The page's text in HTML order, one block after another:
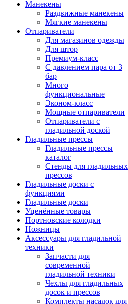
Манекены
Раздвижные манекены
Мягкие манекены
Отпариватели
Для магазинов одежды
Для штор
Премиум-класс
С давлением пара от 3
бар
Много
функциональные
Эконом-класс
Мощные отпариватели
Отпариватели с
гладильной доской
Гладильные прессы
Гладильные прессы
каталог
Стенды для гладильных
прессов
Гладильные доски с
функциями
Гладильные доски
Уценённые товары
Портновские колодки
Ножницы
Аксессуары для гладильной
техники
Запчасти для
современной
гладильной техники
Чехлы для гладильных
досок и прессов
Комплекты насадок для